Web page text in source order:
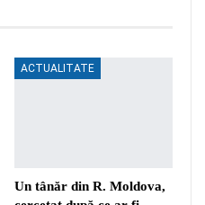
ACTUALITATE
Un tânăr din R. Moldova,